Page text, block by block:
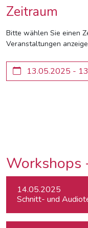
Zeitraum
Bitte wählen Sie einen
Veranstaltungen
Workshops
14.05.2025
Schnitt- und